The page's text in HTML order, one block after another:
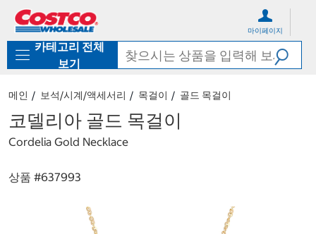
로
기
가
마이페이지
카테고리 전체
보기
메인 보석/시계/액세서리 목걸이 골드 목걸이
코델리아 골드 목걸이
Cordelia Gold Necklace
상품 #637993